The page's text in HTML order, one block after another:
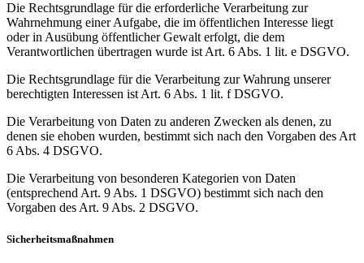
Die Rechtsgrundlage für die erforderliche Verarbeitung zur
Wahrnehmung einer Aufgabe, die im öffentlichen Interesse liegt
oder in Ausübung öffentlicher Gewalt erfolgt, die dem
Verantwortlichen übertragen wurde ist Art. 6 Abs. 1 lit. e DSGVO.
Die Rechtsgrundlage für die Verarbeitung zur Wahrung unserer
berechtigten Interessen ist Art. 6 Abs. 1 lit. f DSGVO.
Die Verarbeitung von Daten zu anderen Zwecken als denen, zu
denen sie ehoben wurden, bestimmt sich nach den Vorgaben des Art
6 Abs. 4 DSGVO.
Die Verarbeitung von besonderen Kategorien von Daten
(entsprechend Art. 9 Abs. 1 DSGVO) bestimmt sich nach den
Vorgaben des Art. 9 Abs. 2 DSGVO.
Sicherheitsmaßnahmen